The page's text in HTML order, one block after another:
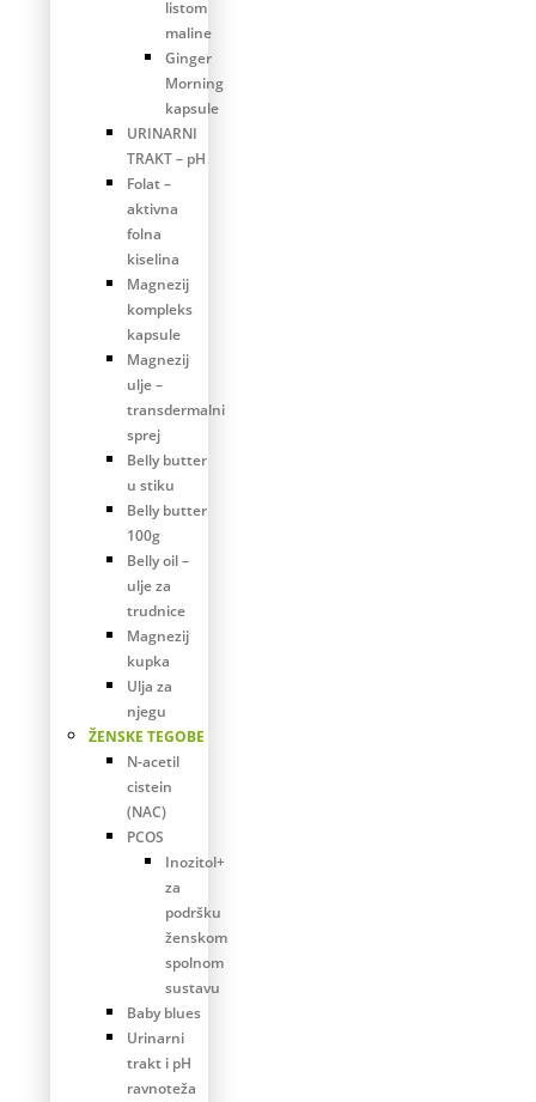
listom
maline
Ginger
Morning
kapsule
URINARNI
TRAKT – pH
Folat –
aktivna
folna
kiselina
Magnezij
kompleks
kapsule
Magnezij
ulje –
transdermalni
sprej
Belly butter
u stiku
Belly butter
100g
Belly oil –
ulje za
trudnice
Magnezij
kupka
Ulja za
njegu
ŽENSKE TEGOBE
N-acetil
cistein
(NAC)
PCOS
Inozitol+
za
podršku
ženskom
spolnom
sustavu
Baby blues
Urinarni
trakt i pH
ravnoteža